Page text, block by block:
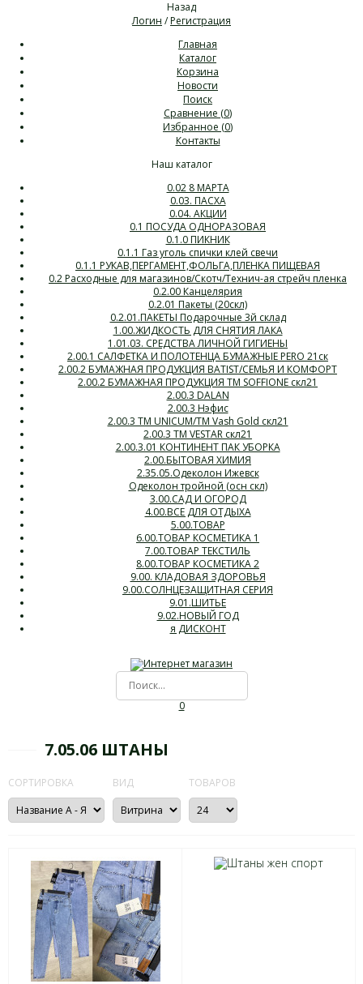
Назад
Логин /Регистрация
Главная
Каталог
Корзина
Новости
Поиск
Сравнение (0)
Избранное (0)
Контакты
Наш каталог
0.02 8 МАРТА
0.03. ПАСХА
0.04. АКЦИИ
0.1 ПОСУДА ОДНОРАЗОВАЯ
0.1.0 ПИКНИК
0.1.1 Газ уголь спички клей свечи
0.1.1 РУКАВ,ПЕРГАМЕНТ,ФОЛЬГА,ПЛЕНКА ПИЩЕВАЯ
0.2 Расходные для магазинов/Скотч/Технич-ая стрейч пленка
0.2.00 Канцелярия
0.2.01 Пакеты (20скл)
0.2.01.ПАКЕТЫ Подарочные 3й склад
1.00.ЖИДКОСТЬ ДЛЯ СНЯТИЯ ЛАКА
1.01.03. СРЕДСТВА ЛИЧНОЙ ГИГИЕНЫ
2.00.1 САЛФЕТКА И ПОЛОТЕНЦА БУМАЖНЫЕ PERO 21ск
2.00.2 БУМАЖНАЯ ПРОДУКЦИЯ BATIST/СЕМЬЯ И КОМФОРТ
2.00.2 БУМАЖНАЯ ПРОДУКЦИЯ ТМ SOFFIONE скл21
2.00.3 DALAN
2.00.3 Нэфис
2.00.3 ТМ UNICUM/ТМ Vash Gold скл21
2.00.3 ТМ VESTAR скл21
2.00.3.01 КОНТИНЕНТ ПАК УБОРКА
2.00.БЫТОВАЯ ХИМИЯ
2.35.05.Одеколон Ижевск
Одеколон тройной (осн скл)
3.00.САД И ОГОРОД
4.00.ВСЕ ДЛЯ ОТДЫХА
5.00.ТОВАР
6.00.ТОВАР КОСМЕТИКА 1
7.00.ТОВАР ТЕКСТИЛЬ
8.00.ТОВАР КОСМЕТИКА 2
9.00. КЛАДОВАЯ ЗДОРОВЬЯ
9.00.СОЛНЦЕЗАЩИТНАЯ СЕРИЯ
9.01.ШИТЬЕ
9.02.НОВЫЙ ГОД
я ДИСКОНТ
0
7.05.06 ШТАНЫ
СОРТИРОВКА ВИД ТОВАРОВ